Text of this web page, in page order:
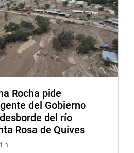
del FEC (Jr. Huallaga 374,
/ T
congresoperu/671005
del Perú
Rocha pide
del Gobierno
del río
Rosa de Quives
h